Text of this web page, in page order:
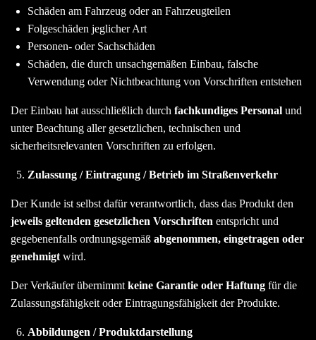
Schäden am Fahrzeug oder an Fahrzeugteilen
Folgeschäden jeglicher Art
Personen- oder Sachschäden
Schäden, die durch unsachgemäßen Einbau, falsche
Verwendung oder Nichtbeachtung von Vorschriften entstehen
Der Einbau hat ausschließlich durch fachkundiges Personal und
unter Beachtung aller gesetzlichen, technischen und
sicherheitsrelevanten Vorschriften zu erfolgen.
Zulassung / Eintragung / Betrieb im Straßenverkehr
Der Kunde ist selbst dafür verantwortlich, dass das Produkt den
jeweils geltenden gesetzlichen Vorschriften entspricht und
gegebenenfalls ordnungsgemäß abgenommen, eingetragen oder
genehmigt wird.
Der Verkäufer übernimmt keine Garantie oder Haftung für die
Zulassungsfähigkeit oder Eintragungsfähigkeit der Produkte.
Abbildungen / Produktdarstellung